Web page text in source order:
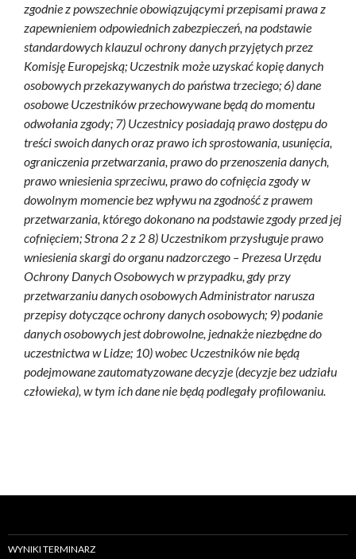
zgodnie z powszechnie obowiązującymi przepisami prawa z
zapewnieniem odpowiednich zabezpieczeń, na podstawie
standardowych klauzul ochrony danych przyjętych przez
Komisję Europejską; Uczestnik może uzyskać kopię danych
osobowych przekazywanych do państwa trzeciego; 6) dane
osobowe Uczestników przechowywane będą do momentu
odwołania zgody; 7) Uczestnicy posiadają prawo dostępu do
treści swoich danych oraz prawo ich sprostowania, usunięcia,
ograniczenia przetwarzania, prawo do przenoszenia danych,
prawo wniesienia sprzeciwu, prawo do cofnięcia zgody w
dowolnym momencie bez wpływu na zgodność z prawem
przetwarzania, którego dokonano na podstawie zgody przed jej
cofnięciem; Strona 2 z 2 8) Uczestnikom przysługuje prawo
wniesienia skargi do organu nadzorczego – Prezesa Urzędu
Ochrony Danych Osobowych w przypadku, gdy przy
przetwarzaniu danych osobowych Administrator narusza
przepisy dotyczące ochrony danych osobowych; 9) podanie
danych osobowych jest dobrowolne, jednakże niezbędne do
uczestnictwa w Lidze; 10) wobec Uczestników nie będą
podejmowane zautomatyzowane decyzje (decyzje bez udziału
człowieka), w tym ich dane nie będą podlegały profilowaniu.
WYNIKI TERMINARZ